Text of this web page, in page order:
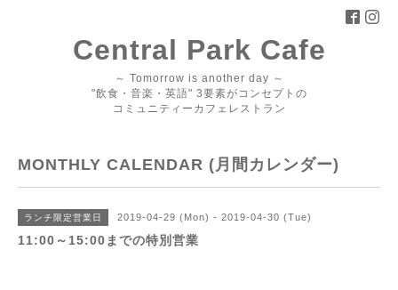
Central Park Cafe
～ Tomorrow is another day ～
"飲食・音楽・英語" 3要素がコンセプトの
コミュニティーカフェレストラン
MONTHLY CALENDAR (月間カレンダー)
ランチ限定営業日 2019-04-29 (Mon) - 2019-04-30 (Tue)
11:00～15:00までの特別営業